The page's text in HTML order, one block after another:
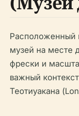
Расположенный
музей на месте
фрески и
важный
Теотиуакана